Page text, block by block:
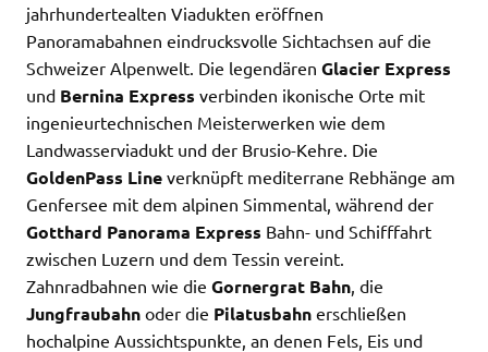
jahrhundertealten Viadukten eröffnen
Panoramabahnen eindrucksvolle Sichtachsen auf die
Schweizer Alpenwelt. Die legendären Glacier Express
und Bernina Express verbinden ikonische Orte mit
ingenieurtechnischen Meisterwerken wie dem
Landwasserviadukt und der Brusio-Kehre. Die
GoldenPass Line verknüpft mediterrane Rebhänge am
Genfersee mit dem alpinen Simmental, während der
Gotthard Panorama Express Bahn- und Schifffahrt
zwischen Luzern und dem Tessin vereint.
Zahnradbahnen wie die Gornergrat Bahn , die
Jungfraubahn oder die Pilatusbahn erschließen
hochalpine Aussichtspunkte, an denen Fels, Eis und